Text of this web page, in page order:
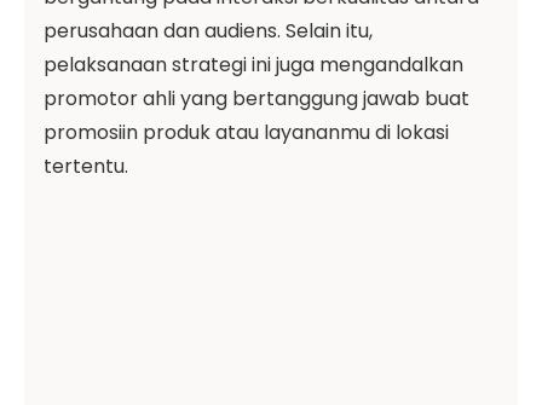
perusahaan dan audiens. Selain itu,
pelaksanaan strategi ini juga mengandalkan
promotor ahli yang bertanggung jawab buat
promosiin produk atau layananmu di lokasi
tertentu.